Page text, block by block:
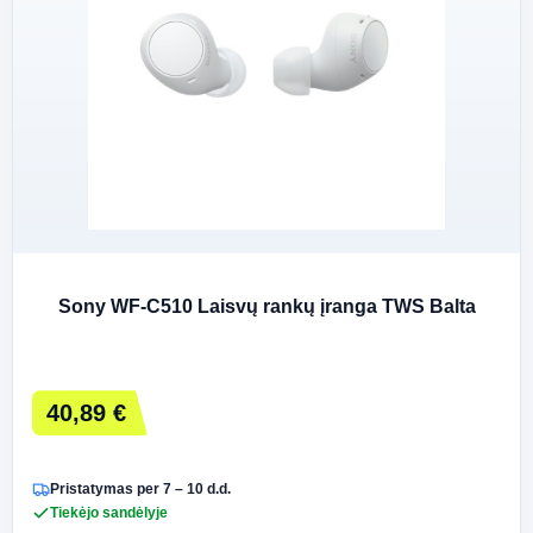
Sony WF-C510 Laisvų rankų įranga TWS Balta
40,89 €
Pristatymas per 7 – 10 d.d.
Tiekėjo sandėlyje